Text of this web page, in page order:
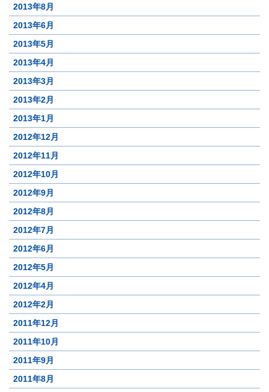
2013年8月
2013年6月
2013年5月
2013年4月
2013年3月
2013年2月
2013年1月
2012年12月
2012年11月
2012年10月
2012年9月
2012年8月
2012年7月
2012年6月
2012年5月
2012年4月
2012年2月
2011年12月
2011年10月
2011年9月
2011年8月